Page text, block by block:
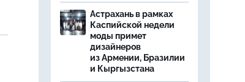
Астрахань в рамках
Каспийской недели
моды примет
дизайнеров
из Армении, Бразилии
и Кыргызстана